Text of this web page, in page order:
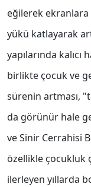
eğilerek ekranlara
yükü katlayarak
yapılarında
birlikte çocuk ve
sürenin artması,
da görünür hale
ve Sinir Cerrahisi
özellikle çocukluk
ilerleyen yıllarda